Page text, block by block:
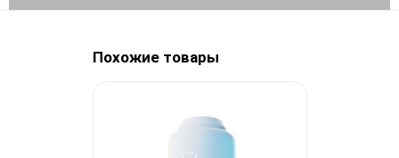
Похожие товары